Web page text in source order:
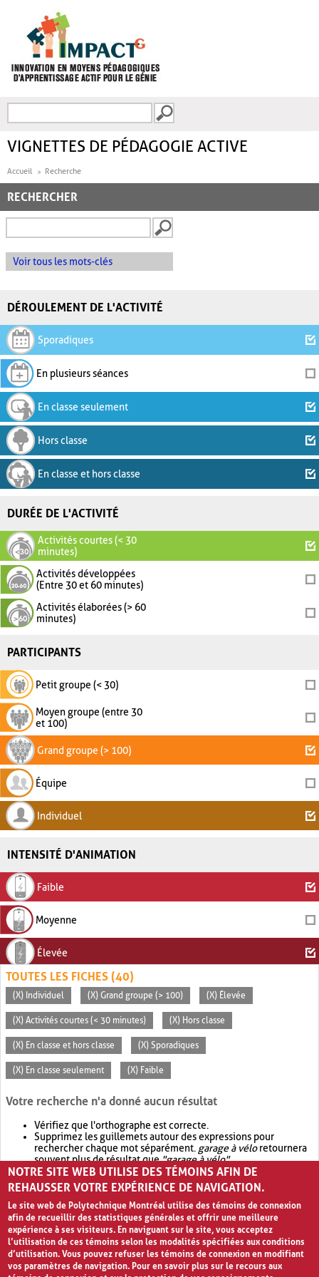
FORMULAIRE DE
VIGNETTES DE PÉDAGOGIE ACTIVE
Accueil Recherche
RECHERCHER
Voir tous les mots-clés
DÉROULEMENT DE L'ACTIVITÉ
Sporadiques
En plusieurs séances
En classe seulement
Hors classe
En classe et hors classe
DURÉE DE L'ACTIVITÉ
Activités courtes (< 30
minutes)
Activités développées
(Entre 30 et 60 minutes)
Activités élaborées (> 60
minutes)
PARTICIPANTS
Petit groupe (< 30)
Moyen groupe (entre 30
et 100)
Grand groupe (> 100)
Équipe
Individuel
INTENSITÉ D'ANIMATION
Faible
Moyenne
Élevée
TOUTES LES FICHES (40)
(X) Individuel (X) Grand groupe (> 100) (X) Élevée
(X) Activités courtes (< 30 minutes) (X) Hors classe
(X) En classe et hors classe (X) Sporadiques
(X) En classe seulement (X) Faible
Votre recherche n'a donné aucun résultat
Vérifiez que l'orthographe est correcte.
Supprimez les guillemets autour des expressions pour
rechercher chaque mot séparément. garage à véloretournera
souvent plus de résultat que"garage à vélo".
Envisagez d'élargir votre recherche avec OR.garage OR vélo
retournera souvent plus de résultat quegarage à vélo
NOTRE SITE WEB UTILISE DES TÉMOINS AFIN DE
REHAUSSER VOTRE EXPÉRIENCE DE NAVIGATION.
Le site web de Polytechnique Montréal utilise des témoins de connexion
afin de recueillir des statistiques générales et offrir une meilleure
expérience à ses visiteurs. En naviguant sur le site, vous acceptez
l’utilisation de ces témoins selon les modalités spécifiées aux conditions
d’utilisation. Vous pouvez refuser les témoins de connexion en modifiant
vos paramètres de navigation. Pour en savoir plus sur le recours aux